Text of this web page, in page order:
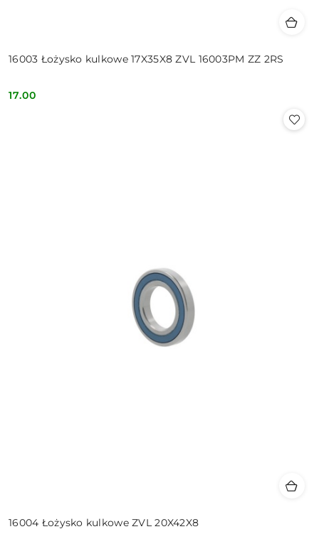
16003 Łożysko kulkowe 17X35X8 ZVL 16003PM ZZ 2RS
Cena:
17.00
16004 Łożysko kulkowe ZVL 20X42X8